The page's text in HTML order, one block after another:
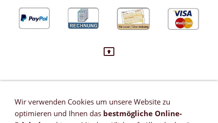
VERTRAG WIDERRUFEN
Newsletter
Wir verwenden Cookies um unsere Website zu
optimieren und Ihnen das bestmögliche Online-